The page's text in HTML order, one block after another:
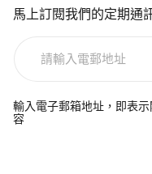
馬上訂閱我們的定期通
電
郵
輸入電子郵箱地址，即表示
容